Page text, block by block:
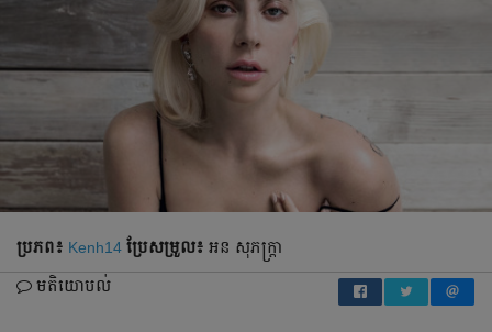
ប្រភព៖ Kenh14 ប្រែ​សម្រួល៖ អន សុភក្ត្រា
មតិយោបល់